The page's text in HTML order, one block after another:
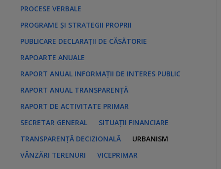
PROCESE VERBALE
PROGRAME ȘI STRATEGII PROPRII
PUBLICARE DECLARAȚII DE CĂSĂTORIE
RAPOARTE ANUALE
RAPORT ANUAL INFORMAȚII DE INTERES PUBLIC
RAPORT ANUAL TRANSPARENȚĂ
RAPORT DE ACTIVITATE PRIMAR
SECRETAR GENERAL
SITUAȚII FINANCIARE
TRANSPARENȚĂ DECIZIONALĂ
URBANISM
VÂNZĂRI TERENURI
VICEPRIMAR